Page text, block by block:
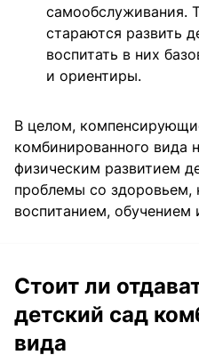
самообслуживания.
стараются развить
воспитать в них
и ориентиры.
В целом,
комбинированного вида
физическим развитием
проблемы со здоровьем,
воспитанием, обучением
Стоит ли
детский сад
вида